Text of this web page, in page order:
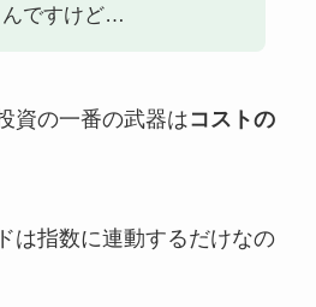
んですけど…
資の一番の武器はコストの
は指数に連動するだけなの